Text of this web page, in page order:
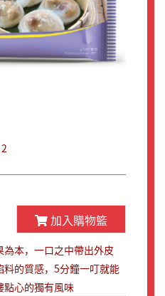
加入購物籃
為本，一口之中帶出外皮
料的質感，5分鐘一叮就能
點心的獨有風味